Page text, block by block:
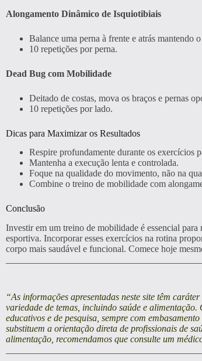
Alongamento Dinâmico de Isquiotibiais
Balance uma perna à frente e atrás mantendo
10 repetições por perna.
Dead Bug com Mobilidade
Deitado de costas, mova os braços e pernas
10 repetições por lado.
Dicas para Maximizar os Resultados
Respire profundamente durante os exercícios
Mantenha a execução lenta e controlada.
Foque na qualidade do movimento, não na
Combine o treino de mobilidade com
Conclusão
Investir em um treino de mobilidade é essencial
esportiva. Incorporar esses exercícios na rotina
corpo mais saudável e funcional. Comece hoje
“As informações apresentadas neste site têm
variedade de temas, incluindo saúde e
educativos e de pesquisa, sempre com
substituem a orientação direta de profissionais de
alimentação, recomendamos que consulte um